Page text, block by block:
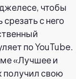
чтобы
с него
по YouTube.
«Лучшее и
получил свою